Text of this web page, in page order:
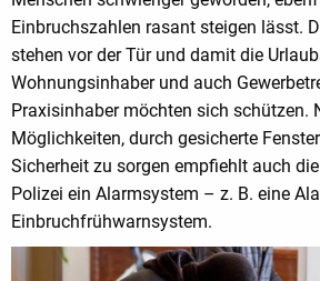
Einbruchszahlen rasant steigen lässt.
stehen vor der Tür und damit die
Wohnungsinhaber und auch
Praxisinhaber möchten sich schützen.
Möglichkeiten, durch gesicherte
Sicherheit zu sorgen empfiehlt auch
Polizei ein Alarmsystem – z. B. eine
Einbruchfrühwarnsystem.